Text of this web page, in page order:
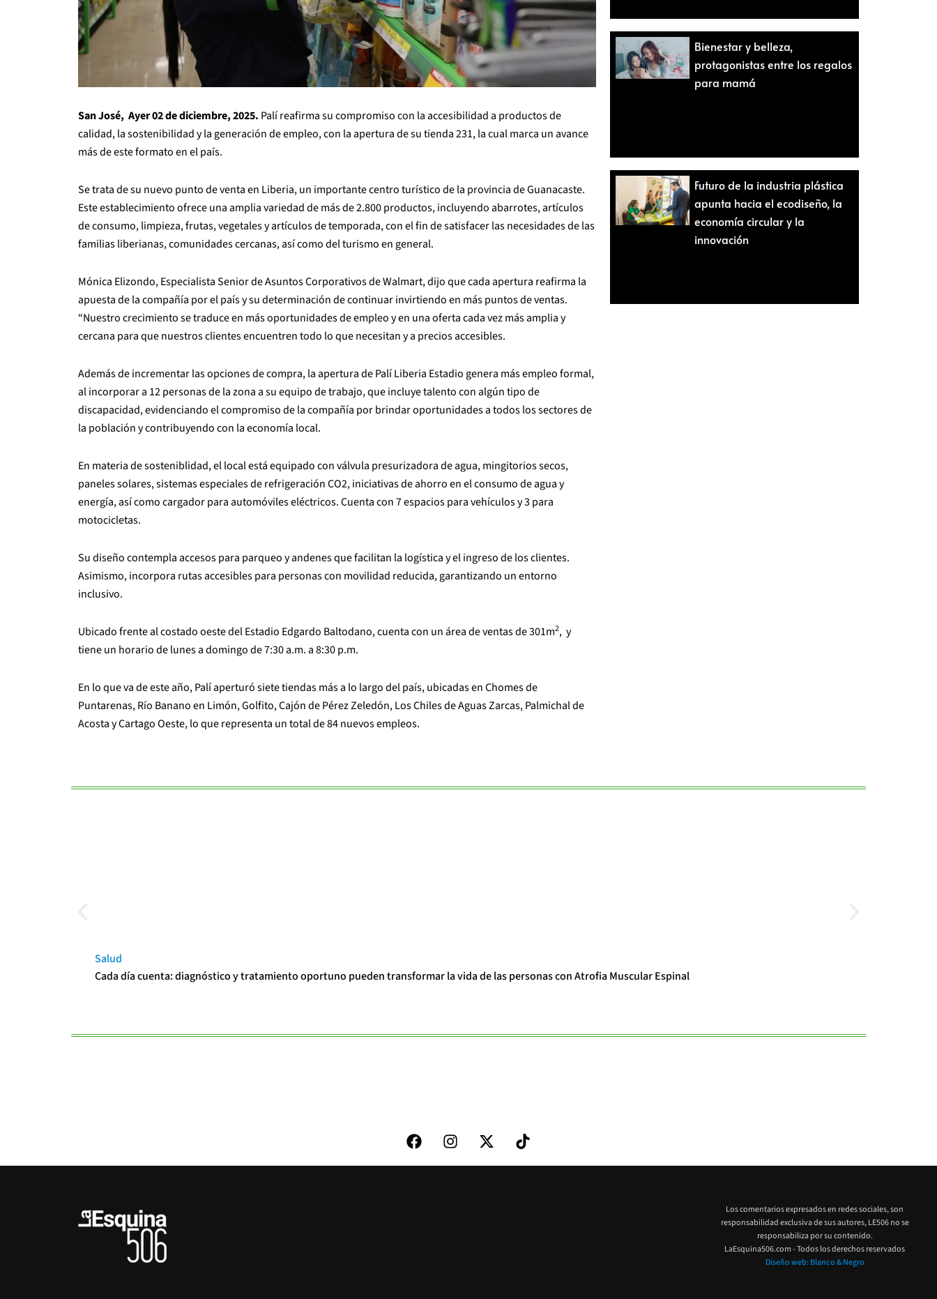
San José, Ayer 02 de diciembre, 2025. Palí reafirma su compromiso con la accesibilidad a productos de
calidad, la sostenibilidad y la generación de empleo, con la apertura de su tienda 231, la cual marca un avance
más de este formato en el país.
Se trata de su nuevo punto de venta en Liberia, un importante centro turístico de la provincia de Guanacaste.
Este establecimiento ofrece una amplia variedad de más de 2.800 productos, incluyendo abarrotes, artículos
de consumo, limpieza, frutas, vegetales y artículos de temporada, con el fin de satisfacer las necesidades de las
familias liberianas, comunidades cercanas, así como del turismo en general.
Mónica Elizondo, Especialista Senior de Asuntos Corporativos de Walmart, dijo que cada apertura reafirma la
apuesta de la compañía por el país y su determinación de continuar invirtiendo en más puntos de ventas.
“Nuestro crecimiento se traduce en más oportunidades de empleo y en una oferta cada vez más amplia y
cercana para que nuestros clientes encuentren todo lo que necesitan y a precios accesibles.
Además de incrementar las opciones de compra, la apertura de Palí Liberia Estadio genera más empleo formal,
al incorporar a 12 personas de la zona a su equipo de trabajo, que incluye talento con algún tipo de
discapacidad, evidenciando el compromiso de la compañía por brindar oportunidades a todos los sectores de
la población y contribuyendo con la economía local.
En materia de sosteniblidad, el local está equipado con válvula presurizadora de agua, mingitorios secos,
paneles solares, sistemas especiales de refrigeración CO2, iniciativas de ahorro en el consumo de agua y
energía, así como cargador para automóviles eléctricos. Cuenta con 7 espacios para vehículos y 3 para
motocicletas.
Su diseño contempla accesos para parqueo y andenes que facilitan la logística y el ingreso de los clientes.
Asimismo, incorpora rutas accesibles para personas con movilidad reducida, garantizando un entorno
inclusivo.
Ubicado frente al costado oeste del Estadio Edgardo Baltodano, cuenta con un área de ventas de 301m2, y
tiene un horario de lunes a domingo de 7:30 a.m. a 8:30 p.m.
En lo que va de este año, Palí aperturó siete tiendas más a lo largo del país, ubicadas en Chomes de
Puntarenas, Río Banano en Limón, Golfito, Cajón de Pérez Zeledón, Los Chiles de Aguas Zarcas, Palmichal de
Acosta y Cartago Oeste, lo que representa un total de 84 nuevos empleos.
Bienestar y belleza,
protagonistas entre los regalos
para mamá
Futuro de la industria plástica
apunta hacia el ecodiseño, la
economía circular y la
innovación
Salud
Cada día cuenta: diagnóstico y tratamiento oportuno pueden transformar la vida de las personas con Atrofia Muscular Espinal
Los comentarios expresados en redes sociales, son
responsabilidad exclusiva de sus autores,LE506 no se
responsabiliza por su contenido.
LaEsquina506.com - Todos los derechos reservados
Diseño web: Blanco & Negro